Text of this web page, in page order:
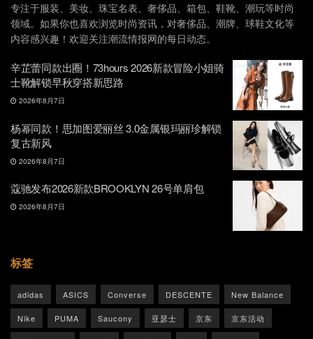
专注于服装、美妆、珠宝名表、奢侈品、箱包、鞋靴、潮玩等时尚
领域。如果你也喜欢浏览时尚资讯，对奢侈品、潮牌、球鞋文化等
内容感兴趣！欢迎关注潮流情报网的每日动态。
辛芷蕾同款出圈！73hours 2026新款冒险小姐骑
士靴解锁早秋穿搭新思路
2026年8月7日
杨幂同款！思加图爱丽丝 3.0金属银玛丽珍解锁
复古新风
2026年8月7日
蔻驰发布2026新款BROOKLYN 26号单肩包
2026年8月7日
标签
adidas ASICS Converse DESCENTE New Balance
Nike PUMA Saucony 亚瑟士 京东 京东活动